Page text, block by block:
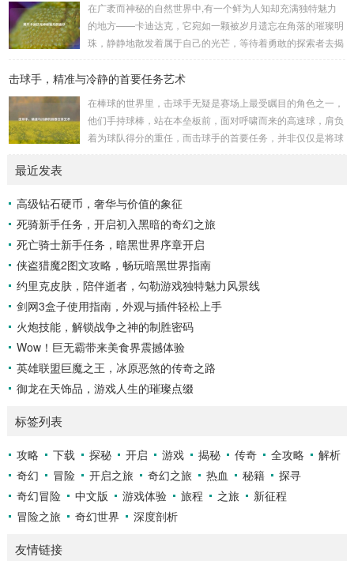
科学研究的外衣，实则干着违背人道、危害全球的勾当。 从
历史上看,生物武器的使用曾经给人类带来过惨痛的教训，在
战争时期，某些国家就曾利用细菌、病毒...
在广袤而神秘的自然世界中,有一个鲜为人知却充满独特魅力
的地方——卡迪达克，它宛如一颗被岁月遗忘在角落的璀璨明
珠，静静地散发着属于自己的光芒，等待着勇敢的探索者去揭
复杂多样的地形地貌，高耸入云的山脉连绵起伏，像是大自然
照耀下闪耀着刺眼的银光，仿佛是大自然赐予这片土地的皇
冠，而山脚下，则是一片郁郁葱葱的森林，森林里树木种类繁
多，高大的乔木遮天蔽日，阳光只能透过枝叶的缝隙...
击球手，精准与冷静的首要任务艺术
在棒球的世界里，击球手无疑是赛场上最受瞩目的角色之一，
他们手持球棒，站在本垒板前，面对呼啸而来的高速球，肩负
着为球队得分的重任，而击球手的首要任务，并非仅仅是将球
滑球，击球手需要在极短的时间内，准确判断球的速度、方向
和落点，然后调整自己的击球动作，这不仅要求击球手具备出
色的视力和反应能力,更需要大量的训练来培养对球...
最近发表
高级钻石硬币，奢华与价值的象征
死骑新手任务，开启初入黑暗的奇幻之旅
死亡骑士新手任务，暗黑世界序章开启
侠盗猎魔2图文攻略，畅玩暗黑世界指南
约里克皮肤，陪伴逝者，勾勒游戏独特魅力风景线
剑网3盒子使用指南，外观与插件轻松上手
火炮技能，解锁战争之神的制胜密码
Wow！巨无霸带来美食界震撼体验
英雄联盟巨魔之王，冰原恶煞的传奇之路
御龙在天饰品，游戏人生的璀璨点缀
标签列表
攻略 下载 探秘 开启 游戏 揭秘 传奇 全攻略
解析
奇幻
冒险 开启之旅 奇幻之旅 热血 秘籍
探寻
奇幻冒险
中文版 游戏体验 旅程 之旅
新征程
冒险之旅
奇幻世界 深度剖析
友情链接